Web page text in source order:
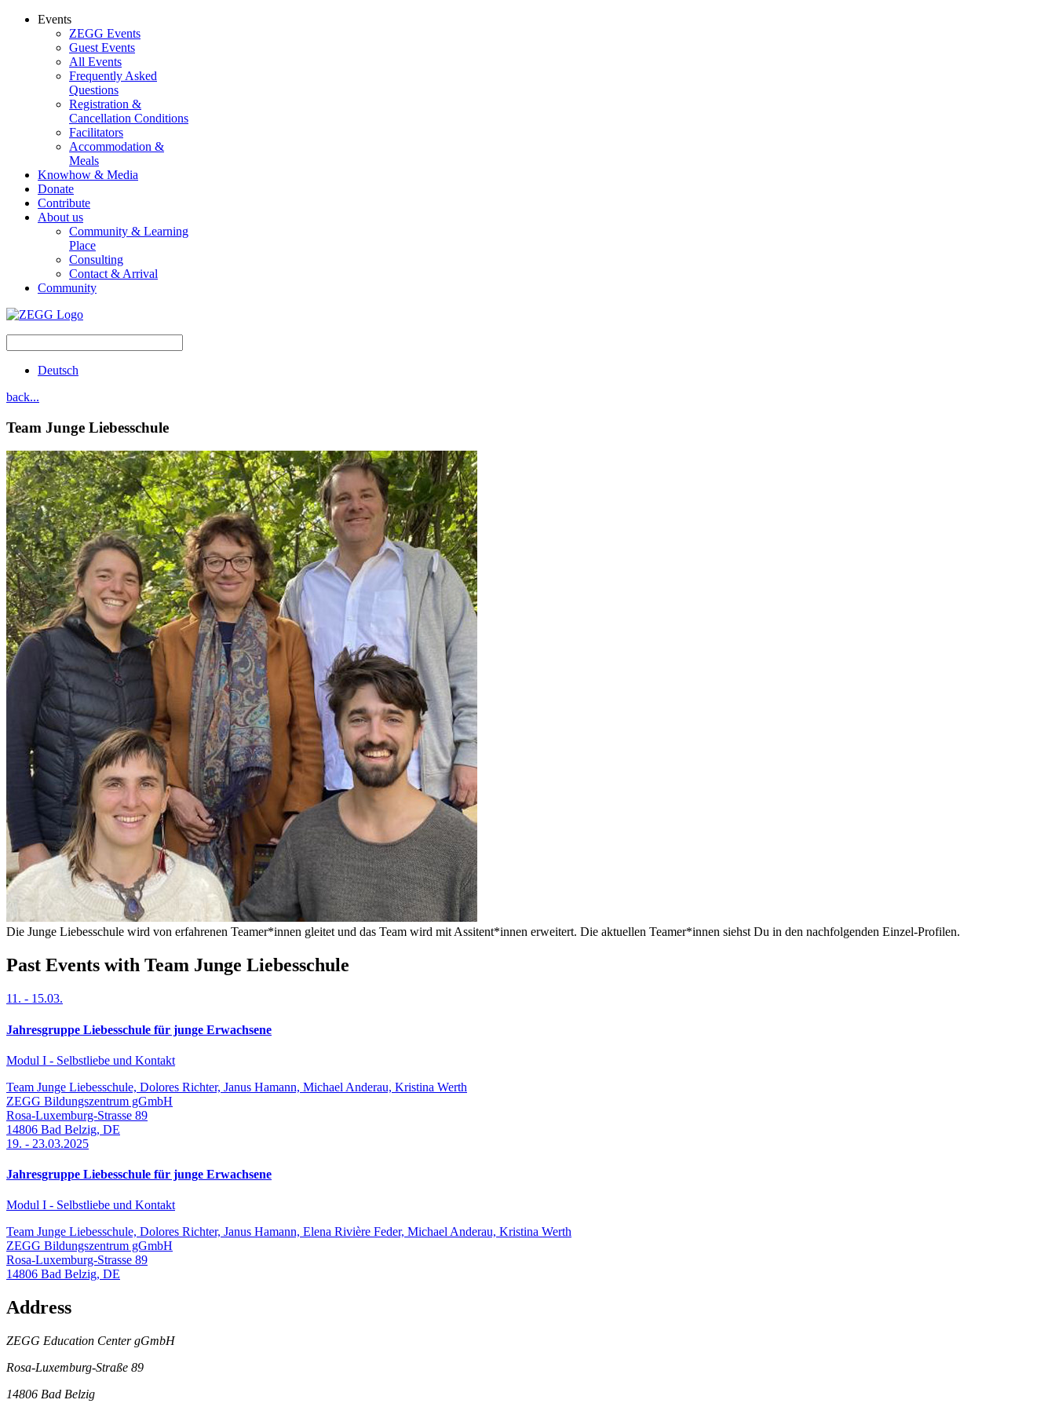
Events
ZEGG Events
Guest Events
All Events
Frequently Asked
Questions
Registration &
Cancellation Conditions
Facilitators
Accommodation &
Meals
Knowhow & Media
Donate
Contribute
About us
Community & Learning
Place
Consulting
Contact & Arrival
Community
Deutsch
back...
Team Junge Liebesschule
Die Junge Liebesschule wird von erfahrenen Teamer*innen gleitet und das Team wird mit Assitent*innen erweitert. Die aktuellen Teamer*innen siehst Du in den nachfolgenden Einzel-Profilen.
Past Events with Team Junge Liebesschule
11. - 15.03.
Jahresgruppe Liebesschule für junge Erwachsene
Modul I - Selbstliebe und Kontakt
Team Junge Liebesschule, Dolores Richter, Janus Hamann, Michael Anderau, Kristina Werth
ZEGG Bildungszentrum gGmbH
Rosa-Luxemburg-Strasse 89
14806 Bad Belzig, DE
19. - 23.03.2025
Jahresgruppe Liebesschule für junge Erwachsene
Modul I - Selbstliebe und Kontakt
Team Junge Liebesschule, Dolores Richter, Janus Hamann, Elena Rivière Feder, Michael Anderau, Kristina Werth
ZEGG Bildungszentrum gGmbH
Rosa-Luxemburg-Strasse 89
14806 Bad Belzig, DE
Address
ZEGG Education Center gGmbH
Rosa-Luxemburg-Straße 89
14806 Bad Belzig